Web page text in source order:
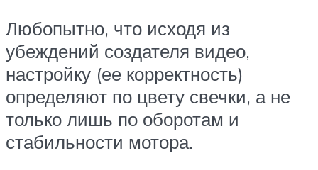
Любопытно, что исходя из
убеждений создателя видео,
настройку (ее корректность)
определяют по цвету свечки, а не
только лишь по оборотам и
стабильности мотора.